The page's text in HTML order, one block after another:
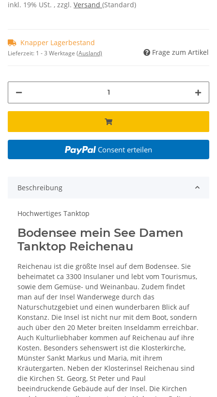
inkl. 19% USt. , zzgl. Versand (Standard)
Knapper Lagerbestand
Lieferzeit: 1 - 3 Werktage (Ausland) Frage zum Artikel
Consent erteilen
Beschreibung
Hochwertiges Tanktop
Bodensee mein See Damen
Tanktop Reichenau
Reichenau ist die größte Insel auf dem Bodensee. Sie
beheimatet ca 3300 Insulaner und lebt vom Tourismus,
sowie dem Gemüse- und Weinanbau. Zudem findet
man auf der Insel Wanderwege durch das
Naturschutzgebiet und einen wunderbaren Blick auf
Konstanz. Die Insel ist nicht nur mit dem Boot, sondern
auch über den 20 Meter breiten Inseldamm erreichbar.
Auch Kulturliebhaber kommen auf Reichenau auf ihre
Kosten. Besonders sehenswert ist die Klosterkirche,
Münster Sankt Markus und Maria, mit ihrem
Kräutergarten. Neben der Klosterinsel Reichenau sind
die Kirchen St. Georg, St Peter und Paul
beeindruckende Gebäude auf der Insel. Die Kirchen